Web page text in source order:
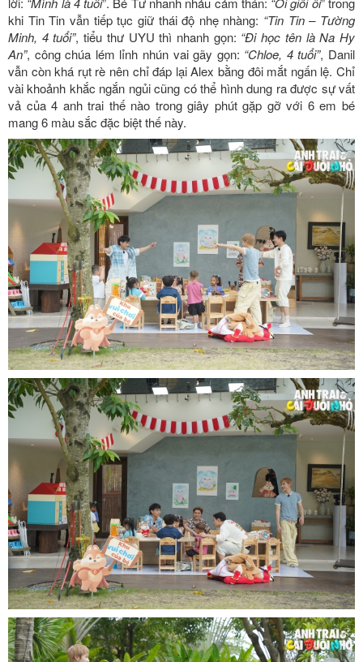
khi Tin Tin vẫn tiếp tục giữ thái độ nhẹ nhàng: “Tin Tin – Tường
Minh, 4 tuổi”, tiểu thư UYU thì nhanh gọn: “Đi học tên là Na Hy
An”, công chúa lém lỉnh nhún vai gãy gọn: “Chloe, 4 tuổi”, Danil
vẫn còn khá rụt rè nên chỉ đáp lại Alex bằng đôi mắt ngấn lệ. Chỉ
vài khoảnh khắc ngắn ngủi cũng có thể hình dung ra được sự vất
vả của 4 anh trai thế nào trong giây phút gặp gỡ với 6 em bé
mang 6 màu sắc đặc biệt thế này.